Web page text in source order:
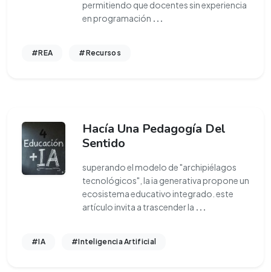
permitiendo que docentes sin experiencia
en programación ...
#REA #Recursos
Hacía Una Pedagogía Del
Sentido
superando el modelo de "archipiélagos
tecnológicos", la ia generativa propone un
ecosistema educativo integrado. este
artículo invita a trascender la ...
#IA #Inteligencia Artificial